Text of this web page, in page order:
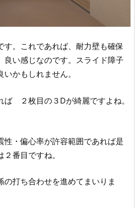
す。これであれば、耐力壁も確保
い感じなのです。スライド障子
かもしれません。
ば ２枚目の３Dが綺麗ですよね。
性・偏心率が許容範囲であれば是
番目ですね。
打ち合わせを進めてまいりま